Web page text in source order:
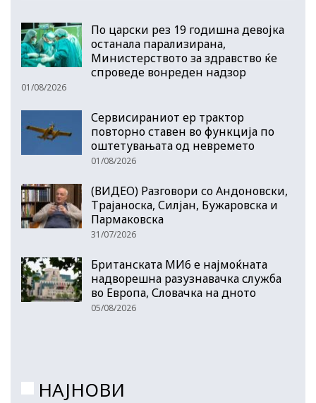
По царски рез 19 годишна девојка
останала парализирана,
Министерството за здравство ќе
спроведе вонреден надзор
01/08/2026
Сервисираниот ер трактор
повторно ставен во функција по
оштетувањата од невремето
01/08/2026
(ВИДЕО) Разговори со Андоновски,
Трајаноска, Силјан, Бужаровска и
Пармаковска
31/07/2026
Британската МИ6 е најмоќната
надворешна разузнавачка служба
во Европа, Словачка на дното
05/08/2026
НАЈНОВИ